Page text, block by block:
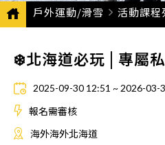
戶外運動/滑雪 活動課程
❄️北海道必玩 | 專屬
2025-09-30 12:51 ~ 2026-03-
報名需審核
海外海外北海道